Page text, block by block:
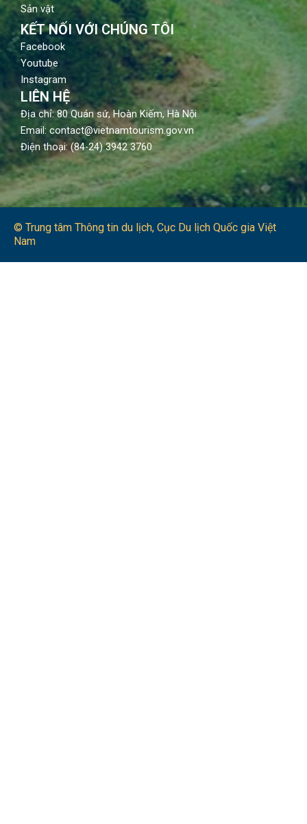
Sản vật
KẾT NỐI VỚI CHÚNG TÔI
Facebook
Youtube
Instagram
LIÊN HỆ
Địa chỉ: 80 Quán sứ, Hoàn Kiếm, Hà Nội
Email: contact@vietnamtourism.gov.vn
Điện thoại: (84-24) 3942 3760
© Trung tâm Thông tin du lịch​, Cục Du lịch Quốc gia Việt
Nam